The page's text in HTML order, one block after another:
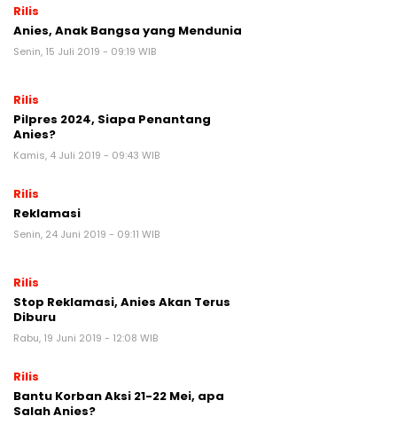
Rilis
Anies, Anak Bangsa yang Mendunia
Senin, 15 Juli 2019 - 09:19 WIB
Rilis
Pilpres 2024, Siapa Penantang
Anies?
Kamis, 4 Juli 2019 - 09:43 WIB
Rilis
Reklamasi
Senin, 24 Juni 2019 - 09:11 WIB
Rilis
Stop Reklamasi, Anies Akan Terus
Diburu
Rabu, 19 Juni 2019 - 12:08 WIB
Rilis
Bantu Korban Aksi 21-22 Mei, apa
Salah Anies?